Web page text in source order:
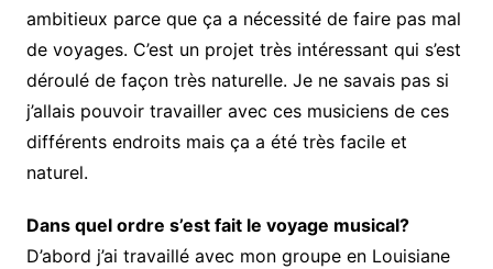
ambitieux parce que ça a nécessité de faire pas mal
de voyages. C’est un projet très intéressant qui s’est
déroulé de façon très naturelle. Je ne savais pas si
j’allais pouvoir travailler avec ces musiciens de ces
différents endroits mais ça a été très facile et
naturel.
Dans quel ordre s’est fait le voyage musical?
D’abord j’ai travaillé avec mon groupe en Louisiane